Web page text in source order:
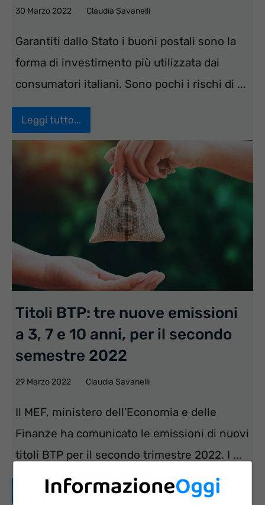
30 Marzo 2022 Claudia Savanelli
Garantiti dallo Stato i buoni postali sono la
forma di investimento più utilizzata dai
consumatori italiani. Sono pochi i rischi di ...
Leggi tutto...
Titoli BTP: tre nuove emissioni
a 3, 7 e 10 anni, per il secondo
semestre 2022
29 Marzo 2022 Claudia Savanelli
Il MEF, ministero dell’Economia e delle
Finanze ha comunicato le emissioni di nuovi
titoli BTP per il secondo trimestre 2022. I ...
Leggi tutto...